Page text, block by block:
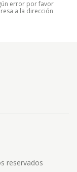
error por favor
a la dirección
reservados